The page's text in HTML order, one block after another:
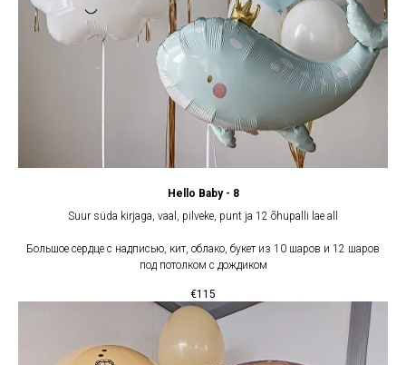
Hello Baby - 8
Suur süda kirjaga, vaal, pilveke, punt ja 12 õhupalli lae all
Большое сердце с надписью, кит, облако, букет из 10 шаров и 12 шаров
под потолком с дождиком
€115